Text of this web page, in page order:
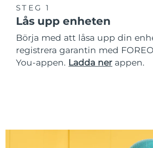
STEG 1
Lås upp enheten
Börja med att låsa upp din
registrera garantin med
You-appen. Ladda ner appen.